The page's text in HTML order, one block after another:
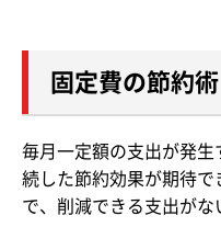
固定費の節約術
毎月一定額の支出が発
続した節約効果が期待
で、削減できる支出がな